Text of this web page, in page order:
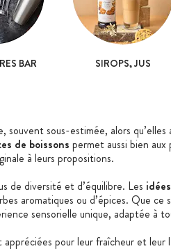
BAR SIROPS, JUS
souvent sous-estimée, alors
de boissons permet aussi bien aux
à leurs propositions.
de diversité et d’équilibre. Les
aromatiques ou d’épices. Que
sensorielle unique, adaptée à
pour leur fraîcheur et leur